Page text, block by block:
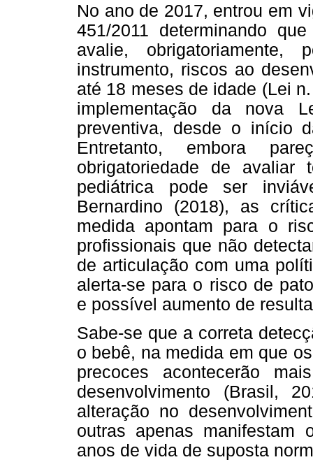
No ano de 2017, entrou em
451/2011 determinando
avalie,
instrumento, riscos ao
até 18 meses de idade (Lei
implementação da nova
preventiva, desde o início
Entretanto, embora
obrigatoriedade de avaliar
pediátrica pode ser
Bernardino (2018), as
medida apontam para o
profissionais que não
de articulação com uma
alerta-se para o risco de
e possível aumento de
Sabe-se que a correta
o bebê, na medida em que
precoces acontecerão
desenvolvimento (Brasil,
alteração no
outras apenas manifestam
anos de vida de suposta